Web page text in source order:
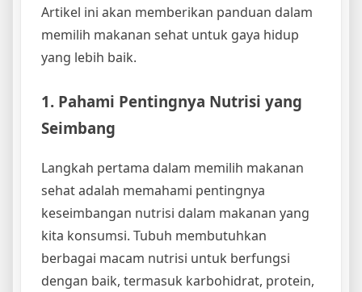
Artikel ini akan memberikan panduan dalam
memilih makanan sehat untuk gaya hidup
yang lebih baik.
1. Pahami Pentingnya Nutrisi yang
Seimbang
Langkah pertama dalam memilih makanan
sehat adalah memahami pentingnya
keseimbangan nutrisi dalam makanan yang
kita konsumsi. Tubuh membutuhkan
berbagai macam nutrisi untuk berfungsi
dengan baik, termasuk karbohidrat, protein,